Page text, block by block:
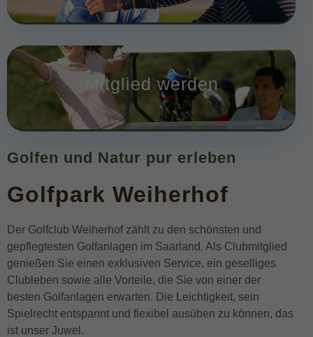
Mitglied werden
Golfen und Natur pur erleben
Golfpark Weiherhof
Der Golfclub Weiherhof zählt zu den schönsten und
gepflegtesten Golfanlagen im Saarland. Als Clubmitglied
genießen Sie einen exklusiven Service, ein geselliges
Clubleben sowie alle Vorteile, die Sie von einer der
besten Golfanlagen erwarten. Die Leichtigkeit, sein
Spielrecht entspannt und flexibel ausüben zu können, das
ist unser Juwel.